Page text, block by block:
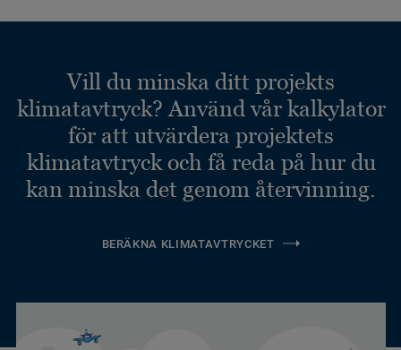
Vill du minska ditt projekts
klimatavtryck? Använd vår kalkylator
för att utvärdera projektets
klimatavtryck och få reda på hur du
kan minska det genom återvinning.
BERÄKNA KLIMATAVTRYCKET